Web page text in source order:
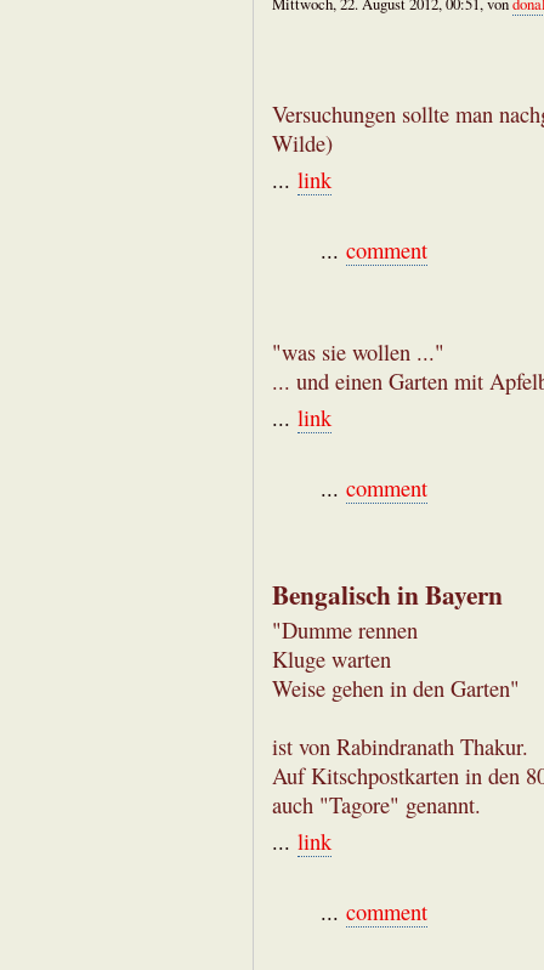
Mittwoch, 22. August 2012, 00:51, von
Versuchungen sollte man
Wilde)
... link
... comment
"was sie wollen ..."
... und einen Garten mit
... link
... comment
Bengalisch in Bayern
"Dumme rennen
Kluge warten
Weise gehen in den Garten"
ist von Rabindranath Thakur.
Auf Kitschpostkarten in den
auch "Tagore" genannt.
... link
... comment